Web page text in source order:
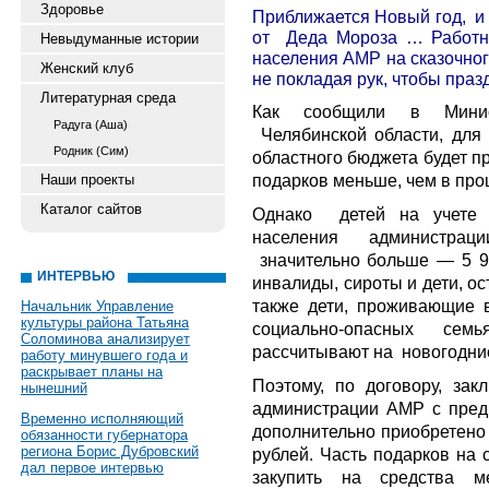
Здоровье
Невыдуманные истории
Женский клуб
Литературная среда
Радуга (Аша)
Родник (Сим)
Наши проекты
Каталог сайтов
ИНТЕРВЬЮ
Начальник Управление
культуры района Татьяна
Соломинова анализирует
работу минувшего года и
раскрывает планы на
нынешний
Временно исполняющий
обязанности губернатора
региона Борис Дубровский
дал первое интервью
Приближается Новый год, и
от Деда Мороза …
населения АМР на
не покладая рук, чтобы
Как сообщили в
Челябинской области,
областного бюджета будет
подарков меньше, чем в
Однако детей на учете
населения
значительно больше — 5
инвалиды, сироты и дети,
также дети, проживающие
социально-опасных
рассчитывают на
Поэтому, по договору,
администрации АМР с
дополнительно
рублей. Часть подарков на
закупить на